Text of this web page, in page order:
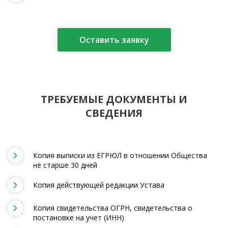
Оставить заявку
ТРЕБУЕМЫЕ ДОКУМЕНТЫ И
СВЕДЕНИЯ
Копия выписки из ЕГРЮЛ в отношении Общества
не старше 30 дней
Копия действующей редакции Устава
Копия свидетельства ОГРН, свидетельства о
постановке на учет (ИНН)